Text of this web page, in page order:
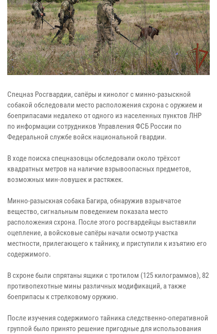
Спецназ Росгвардии, сапёры и кинолог с минно-разыскной
собакой обследовали место расположения схрона с оружием и
боеприпасами недалеко от одного из населенных пунктов ЛНР
по информации сотрудников Управления ФСБ России по
Федеральной службе войск национальной гвардии.
В ходе поиска спецназовцы обследовали около трёхсот
квадратных метров на наличие взрывоопасных предметов,
возможных мин-ловушек и растяжек.
Минно-разыскная собака Багира, обнаружив взрывчатое
вещество, сигнальным поведением показала место
расположения схрона. После этого росгвардейцы выставили
оцепление, а войсковые сапёры начали осмотр участка
местности, прилегающего к тайнику, и приступили к изъятию его
содержимого.
В схроне были спрятаны ящики с тротилом (125 килограммов), 82
противопехотные мины различных модификаций, а также
боеприпасы к стрелковому оружию.
После изучения содержимого тайника следственно-оперативной
группой было принято решение пригодные для использования